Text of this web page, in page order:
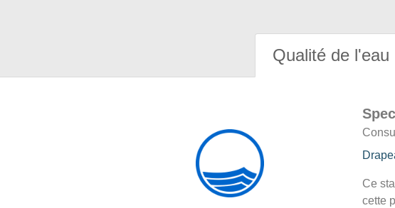
Qualité de l'eau
Ce
cette